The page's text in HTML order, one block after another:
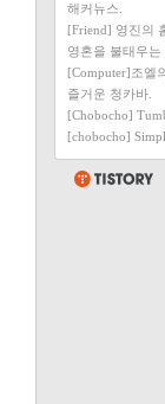
해커뉴스.
[Friend] 영진의
영혼을 불태우는
[Computer]조엘
즐거운 청카바.
[Chobocho]
[chobocho]